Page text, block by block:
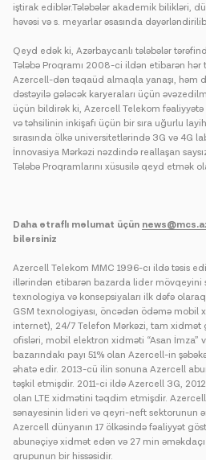
iştirak ediblər.Tələbələr akademik bilikləri,
həvəsi və s. meyarlar əsasında
Qeyd edək ki, Azərbaycanlı tələbələr
Tələbə Proqramı 2008-ci ildən etibarən
Azercell-dən təqaüd almaqla yanaşı, həm
dəstəyilə gələcək karyeraları üçün
üçün bildirək ki, Azercell Telekom
və təhsilinin inkişafı üçün bir sıra uğurlu
sırasında ölkə universitetlərində 3G və 4G
İnnovasiya Mərkəzi nəzdində reallaşan
Tələbə Proqramlarını xüsusilə qeyd etmək
Daha ətraflı məlumat üçün
bilərsiniz
Azercell Telekom MMC 1996-cı ildə təsis
illərindən etibarən bazarda lider mövqeyini
texnologiya və konsepsiyaları ilk dəfə
GSM texnologiyası, öncədən ödəmə mobil
internet), 24/7 Telefon Mərkəzi, tam xidmət
ofisləri, mobil elektron xidməti “Asan İmza”
bazarındakı payı 51% olan Azercell-in
əhatə edir. 2013-cü ilin sonuna Azercell
təşkil etmişdir. 2011-ci ildə Azercell 3G,
olan LTE xidmətini təqdim etmişdir.
sənayesinin lideri və qeyri-neft sektorunun
Azercell dünyanın 17 ölkəsində fəaliyyət
abunəçiyə xidmət edən və 27 min
qrupunun bir hissəsidir.